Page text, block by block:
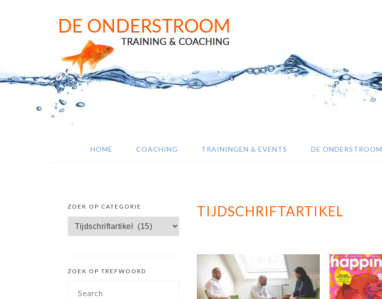
HOME COACHING TRAININGEN & EVENTS DE ONDERSTROOM
TIJDSCHRIFTARTIKEL
SECUNDAIRE
SIDEBAR
ZOEK OP CATEGORIE
Zoek
op
ZOEK OP TREFWOORD